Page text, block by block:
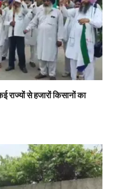
से हजारों किसानों का